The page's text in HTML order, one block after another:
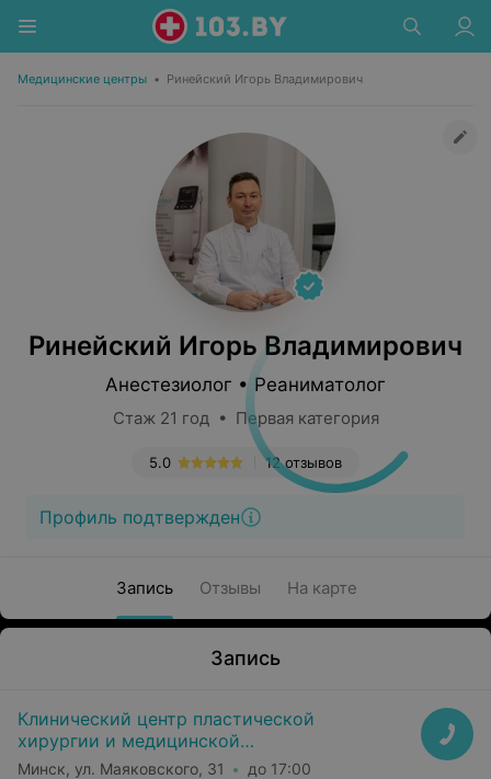
Медицинские центры • Ринейский Игорь Владимирович
Ринейский Игорь Владимирович
Анестезиолог • Реаниматолог
Стаж 21 год • Первая категория
12 отзывов
5.0
Профиль подтвержден
Запись Отзывы На карте
Запись
Клинический центр пластической
хирургии и медицинской
косметологии
Минск, ул. Маяковского, 31 до 17:00